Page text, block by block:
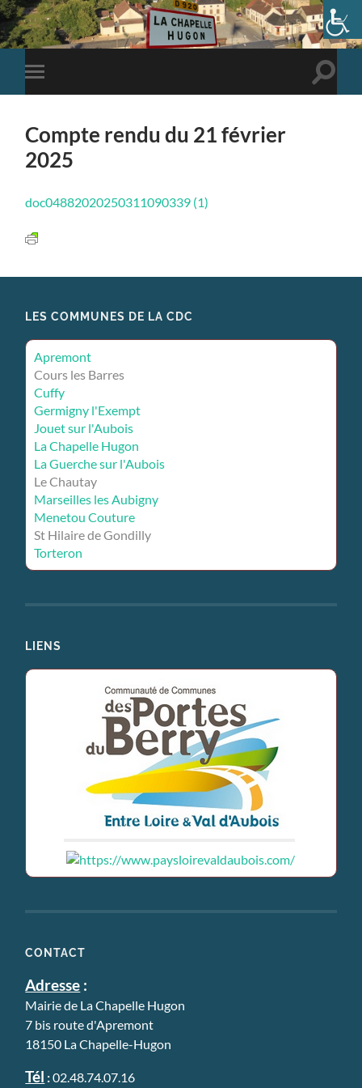
Toggle
mobile
Toggle
Compte rendu du 21 février
2025
doc04882020250311090339 (1)
LES COMMUNES DE LA CDC
Apremont
Cours les Barres
Cuffy
Germigny l'Exempt
Jouet sur l'Aubois
La Chapelle Hugon
La Guerche sur l'Aubois
Le Chautay
Marseilles les Aubigny
Menetou Couture
St Hilaire de Gondilly
Torteron
LIENS
CONTACT
Adresse :
Mairie de La Chapelle Hugon
7 bis route d'Apremont
18150 La Chapelle-Hugon
Tél :02.48.74.07.16